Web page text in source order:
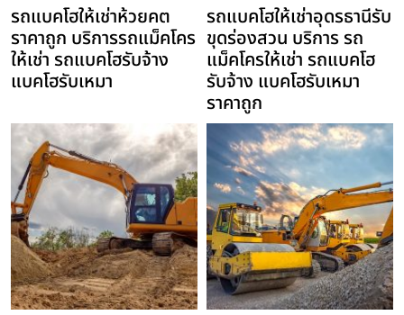
รถแบคโฮให้เช่าห้วยคต
ราคาถูก บริการรถแม็คโคร
ให้เช่า รถแบคโฮรับจ้าง
แบคโฮรับเหมา
รถแบคโฮให้เช่าอุดรธานีรับ
ขุดร่องสวน บริการ รถ
แม็คโครให้เช่า รถแบคโฮ
รับจ้าง แบคโฮรับเหมา
ราคาถูก